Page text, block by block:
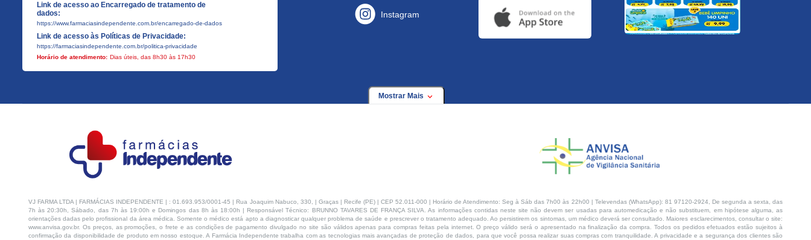
Link de acesso ao Encarregado de tratamento de
dados:
https://www.farmaciasindependente.com.br/encarregado-de-dados
Link de acesso às Políticas de Privacidade:
https://farmaciasindependente.com.br/politica-privacidade
Horário de atendimento: Dias úteis, das 8h30 às 17h30
Instagram
Mostrar Mais
VJ FARMA LTDA | FARMÁCIAS INDEPENDENTE | : 01.693.953/0001-45 | Rua Joaquim Nabuco, 330, | Graças | Recife (PE) | CEP 52.011-000 | Horário de Atendimento: Seg à Sáb das 7h00 às 22h00 | Televendas (WhatsApp): 81 97120-2924, De segunda a sexta, das
7h às 20:30h, Sábado, das 7h às 19:00h e Domingos das 8h às 18:00h | Responsável Técnico: BRUNNO TAVARES DE FRANÇA SILVA. As informações contidas neste site não devem ser usadas para automedicação e não substituem, em hipótese alguma, as
orientações dadas pelo profissional da área médica. Somente o médico está apto a diagnosticar qualquer problema de saúde e prescrever o tratamento adequado. Ao persistirem os sintomas, um médico deverá ser consultado. Maiores esclarecimentos, consultar o site:
www.anvisa.gov.br. Os preços, as promoções, o frete e as condições de pagamento divulgado no site são válidos apenas para compras feitas pela internet. O preço válido será o apresentado na finalização da compra. Todos os pedidos efetuados estão sujeitos à
confirmação da disponibilidade de produto em nosso estoque. A Farmácia Independente trabalha com as tecnologias mais avançadas de proteção de dados, para que você possa realizar suas compras com tranquilidade. A privacidade e a segurança dos clientes são